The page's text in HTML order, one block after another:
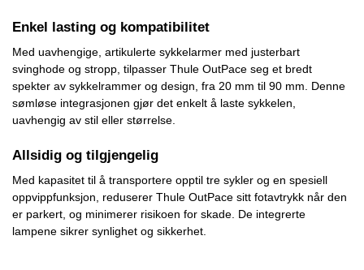
Enkel lasting og kompatibilitet
Med uavhengige, artikulerte sykkelarmer med justerbart
svinghode og stropp, tilpasser Thule OutPace seg et bredt
spekter av sykkelrammer og design, fra 20 mm til 90 mm. Denne
sømløse integrasjonen gjør det enkelt å laste sykkelen,
uavhengig av stil eller størrelse.
Allsidig og tilgjengelig
Med kapasitet til å transportere opptil tre sykler og en spesiell
oppvippfunksjon, reduserer Thule OutPace sitt fotavtrykk når den
er parkert, og minimerer risikoen for skade. De integrerte
lampene sikrer synlighet og sikkerhet.